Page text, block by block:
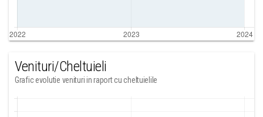
Venituri/Cheltuieli
Grafic evolutie venituri in raport cu cheltuielile